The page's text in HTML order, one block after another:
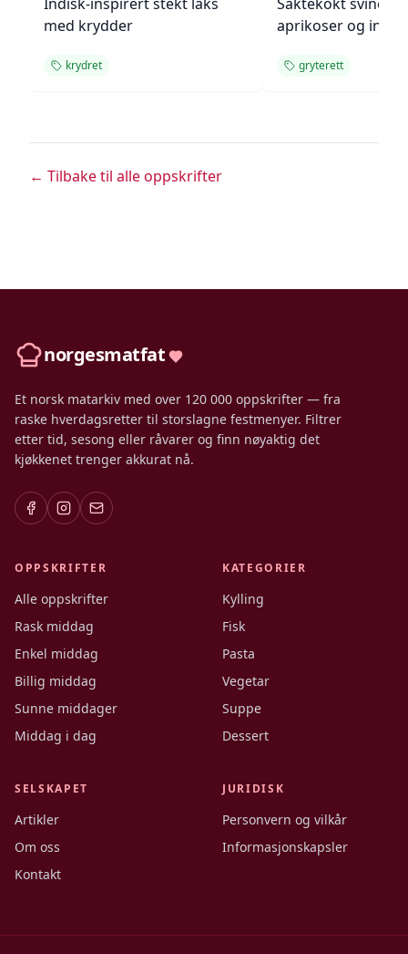
med krydder
krydret
aprikoser og
gryterett
← Tilbake til alle oppskrifter
norgesmatfat
Et norsk matarkiv med over 120 000 oppskrifter — fra
raske hverdagsretter til storslagne festmenyer. Filtrer
etter tid, sesong eller råvarer og finn nøyaktig det
kjøkkenet trenger akkurat nå.
OPPSKRIFTER
Alle oppskrifter
Rask middag
Enkel middag
Billig middag
Sunne middager
Middag i dag
KATEGORIER
Kylling
Fisk
Pasta
Vegetar
Suppe
Dessert
SELSKAPET
Artikler
Om oss
Kontakt
JURIDISK
Personvern og vilkår
Informasjonskapsler